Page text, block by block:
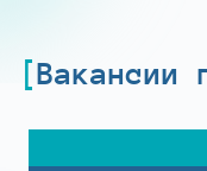
Вакансии